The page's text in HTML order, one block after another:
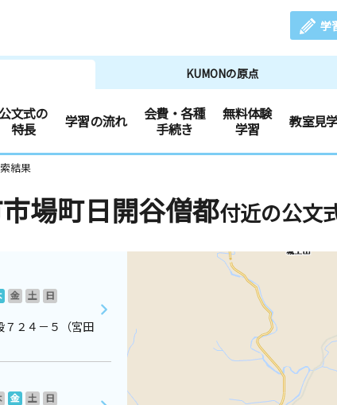
学
KUMONの原点
文式の
特長
学習の流れ
会費・各種
手続き
無料体験
学習
教室見
結果
場町日開谷僧都付近の公文
金 土
日
７２４－５（宮田
金 土
日